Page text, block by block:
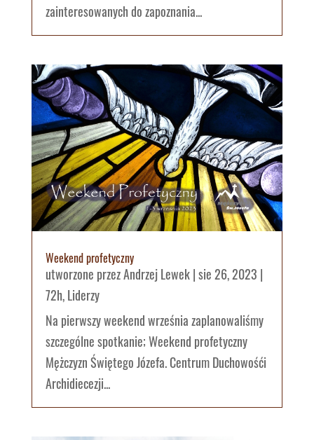
zainteresowanych do zapoznania...
Weekend profetyczny
utworzone przezAndrzej Lewek|sie 26, 2023 |
72h,Liderzy
Na pierwszy weekend września zaplanowaliśmy
szczególne spotkanie; Weekend profetyczny
Mężczyzn Świętego Józefa. Centrum Duchowośći
Archidiecezji...